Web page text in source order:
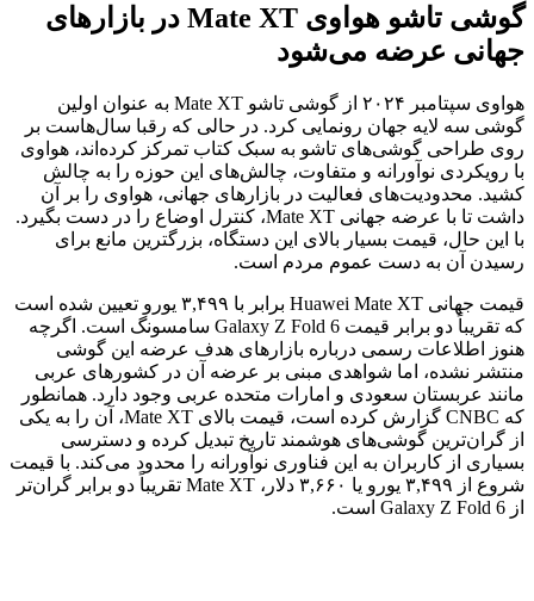
گوشی تاشو هواوی Mate XT در بازارهای
جهانی عرضه می‌شود
هواوی سپتامبر ۲۰۲۴ از گوشی تاشو Mate XT به عنوان اولین
گوشی سه لایه جهان رونمایی کرد. در حالی که رقبا سال‌هاست بر
روی طراحی گوشی‌های تاشو به سبک کتاب تمرکز کرده‌اند، هواوی
با رویکردی نوآورانه و متفاوت، چالش‌های این حوزه را به چالش
کشید. محدودیت‌های فعالیت در بازارهای جهانی، هواوی را بر آن
داشت تا با عرضه جهانی Mate XT، کنترل اوضاع را در دست بگیرد.
با این حال، قیمت بسیار بالای این دستگاه، بزرگترین مانع برای
رسیدن آن به دست عموم مردم است.
قیمت جهانی Huawei Mate XT برابر با ۳,۴۹۹ یورو تعیین شده است
که تقریباً دو برابر قیمت Galaxy Z Fold 6 سامسونگ است. اگرچه
هنوز اطلاعات رسمی درباره بازارهای هدف عرضه این گوشی
منتشر نشده، اما شواهدی مبنی بر عرضه آن در کشورهای عربی
مانند عربستان سعودی و امارات متحده عربی وجود دارد. همانطور
که CNBC گزارش کرده است، قیمت بالای Mate XT، آن را به یکی
از گران‌ترین گوشی‌های هوشمند تاریخ تبدیل کرده و دسترسی
بسیاری از کاربران به این فناوری نوآورانه را محدود می‌کند. با قیمت
شروع از ۳,۴۹۹ یورو یا ۳,۶۶۰ دلار، Mate XT تقریباً دو برابر گران‌تر
از Galaxy Z Fold 6 است.